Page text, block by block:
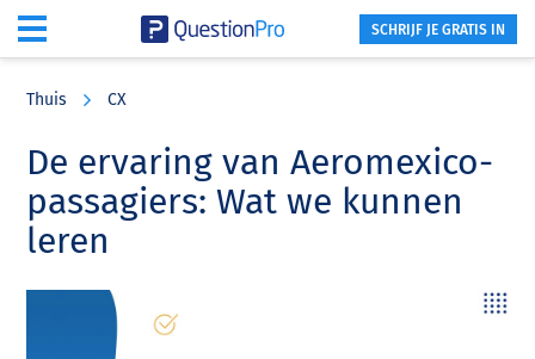
content
sidebar
SCHRIJF JE GRATIS IN
Thuis CX
De ervaring van Aeromexico-
passagiers: Wat we kunnen
leren